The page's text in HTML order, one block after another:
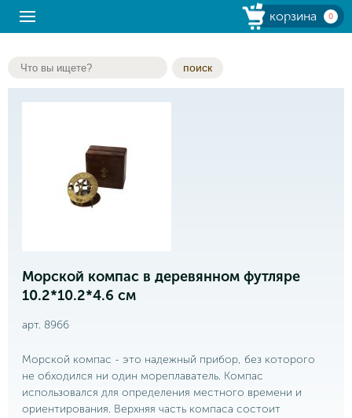
корзина 0
поиск
Морской компас в деревянном футляре
10.2*10.2*4.6 см
арт. 8966
Морской компас - это надежный прибор, без которого
не обходился ни один мореплаватель. Компас
использовался для определения местного времени и
ориентирования. Верхняя часть компаса состоит